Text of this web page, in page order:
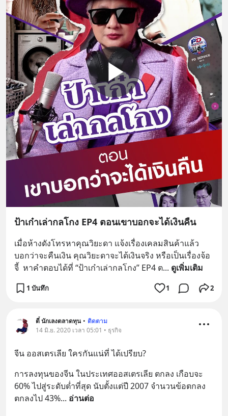
ป้าเก๋าเล่ากลโกง EP4 ตอนเขาบอกจะได้เงินคืน
เมื่อห้างดังโทรหาคุณวิยะดา แจ้งเรื่องเคลมสินค้าแล้ว
บอกว่าจะคืนเงิน คุณวิยะดาจะได้เงินจริง หรือเป็นเรื่องจ้อ
จี้  หาคำตอบได้ที่ “ป้าเก๋าเล่ากลโกง” EP4 ต... ดูเพิ่มเติม
1 บันทึก 1 2
ตี๋ นักเลงตลาดทุน • ติดตาม
14 มิ.ย. 2020 เวลา 05:01 • ธุรกิจ
จีน ออสเตรเลีย ใครกันแน่ที่ ได้เปรียบ?
การลงทุนของจีน ในประเทศออสเตรเลีย ตกลง เกือบจะ
60% ไปสู่ระดับต่ำที่สุด นับตั้งแต่ปี 2007 จำนวนข้อตกลง
ตกลงไป 43%... อ่านต่อ